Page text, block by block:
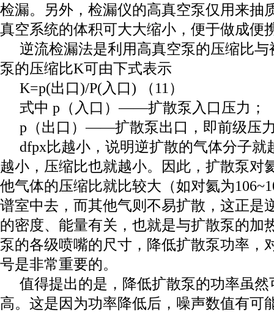
检漏。另外，检漏仪的高真空泵仅用来抽
真空系统的体积可大大缩小，便于做成便
逆流检漏法是利用高真空泵的压缩比
泵的压缩比K可由下式表示
K=p(出口)/P(入口) （11）
式中 p（入口）——扩散泵入口压力；
p（出口）——扩散泵出口，即前级压
dfpx比越小，说明逆扩散的气体分子
越小，压缩比也就越小。因此，扩散泵对
他气体的压缩比就比较大（如对氦为
谱室中去，而其他气则不易扩散，这正是
的密度、能量有关，也就是与扩散泵的加
泵的各级喷嘴的尺寸，降低扩散泵功率，
号是非常重要的。
值得提出的是，降低扩散泵的功率虽
高。这是因为功率降低后，噪声数值有可